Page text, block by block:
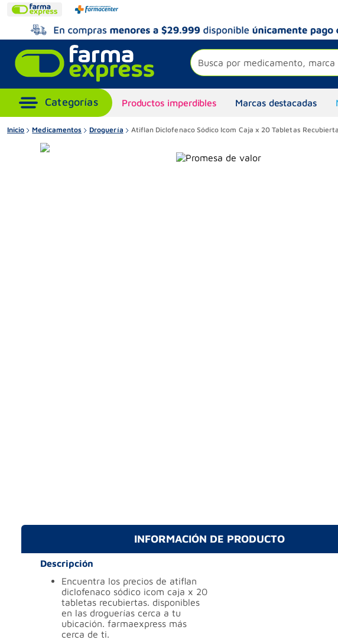
Busca por medicamento,
Productos imperdibles Marcas destacadas
Inicio Medicamentos Droguería Atiflan Diclofenaco Sódico Icom Caja x 20 Tabletas
INFORMACIÓN DE PRODUCTO
Descripción
encuentra los precios de atiflan
diclofenaco sódico icom caja x 20
tabletas recubiertas. disponibles
en las droguerías cerca a tu
ubicación. farmaexpress más
cerca de ti.